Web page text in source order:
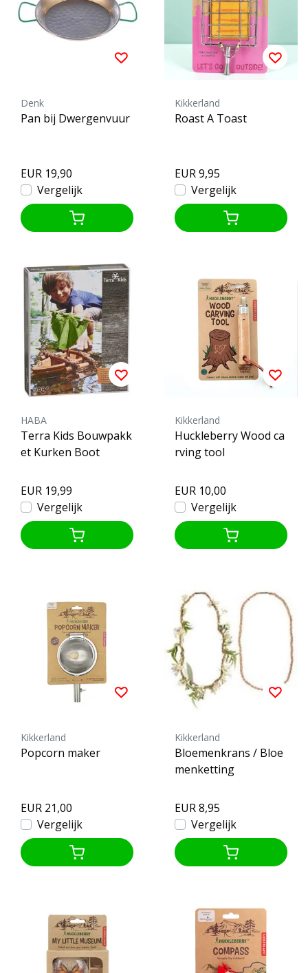
Denk
Pan bij Dwergenvuur
EUR 19,90
Vergelijk
Kikkerland
Roast A Toast
EUR 9,95
Vergelijk
HABA
Terra Kids Bouwpakk
et Kurken Boot
EUR 19,99
Vergelijk
Kikkerland
Huckleberry Wood ca
rving tool
EUR 10,00
Vergelijk
Kikkerland
Popcorn maker
EUR 21,00
Vergelijk
Kikkerland
Bloemenkrans / Bloe
menketting
EUR 8,95
Vergelijk